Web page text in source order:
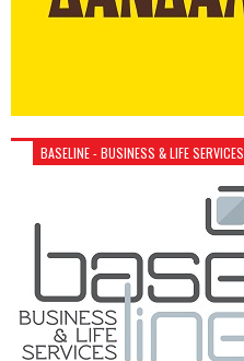
BASELINE - BUSINESS & LIFE SERVICES